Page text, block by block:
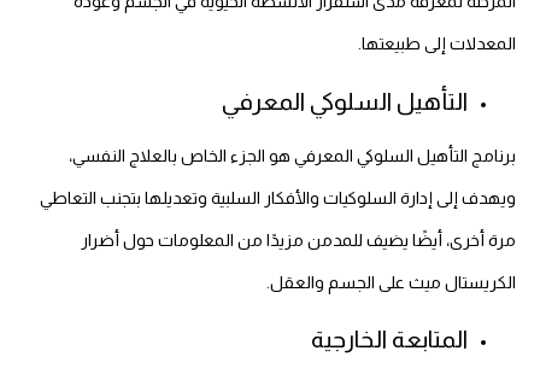
المعدلات إلى طبيعتها.
التأهيل السلوكي المعرفي
برنامج التأهيل السلوكي المعرفي هو الجزء الخاص بالعلاج النفسي،
ويهدف إلى إدارة السلوكيات والأفكار السلبية وتعديلها بتجنب التعاطي
مرة أخرى، أيضًا يضيف للمدمن مزيدًا من المعلومات حول أضرار
الكريستال ميث على الجسم والعقل.
المتابعة الخارجية